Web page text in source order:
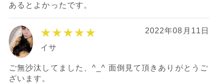
あるとよかったです。
★★★★★ 2022年08月11日
イサ
ご無沙汰してました、^_^ 面倒見て頂きありがとうご
ざいます。